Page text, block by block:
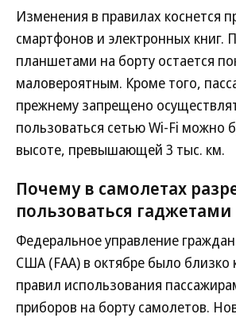
Изменения в правилах коснется
смартфонов и электронных книг.
планшетами на борту остается
маловероятным. Кроме того,
прежнему запрещено
пользоваться сетью Wi-Fi можно
высоте, превышающей 3 тыс. км.
Почему в самолетах
пользоваться гаджетами
Федеральное управление
США (FAA) в октябре было близко
правил использования
приборов на борту самолетов.